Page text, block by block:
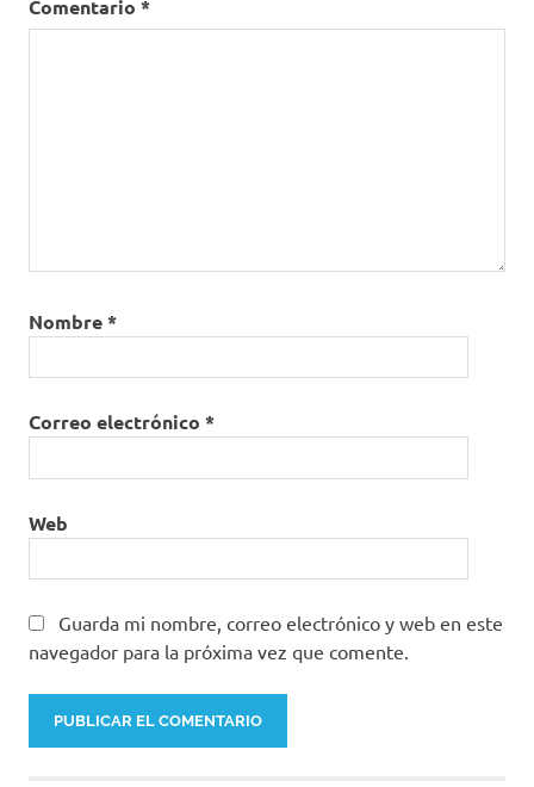
Comentario *
Nombre*
Correo electrónico *
Web
Guarda mi nombre, correo electrónico y web en este
navegador para la próxima vez que comente.